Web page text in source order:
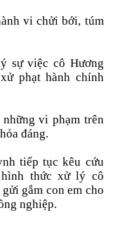
vi chửi bới, túm
sự việc cô Hương
phạt hành chính
vi phạm trên
đáng.
tiếp tục kêu cứu
hình thức xử lý cô
gắm con em cho
nghiệp.